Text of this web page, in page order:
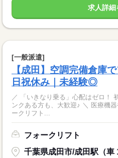
求人詳細
[一般派遣]
【成田】空調完備倉庫
日祝休み｜未経験◎
／ 「いきなり乗る」心配はゼロ！ 初心者さん・ぺーパーさん・ ブラ
ンクある方も、大歓迎♪ ＼ 医療機器や関連製品を扱う倉庫での フォ
ークリフト...
フォークリフト
千葉県成田市/成田駅（車